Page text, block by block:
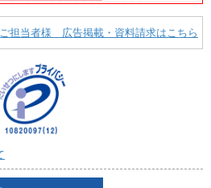
担当者様 広告掲載・資料請求はこちら